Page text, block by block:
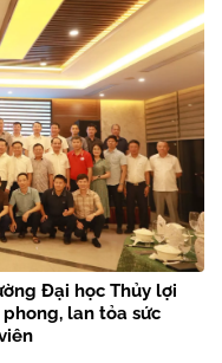
Đại học Thủy lợi
lan tỏa sức